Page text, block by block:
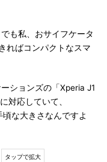
も私、おサイフケータ
ればコンパクトなスマ
ションズの「Xperia J1
対応していて、
な大きさなんですよ